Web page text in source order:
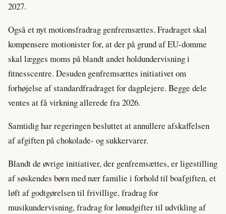
2027.
Også et nyt motionsfradrag genfremsættes. Fradraget skal
kompensere motionister for, at der på grund af EU-domme
skal lægges moms på blandt andet holdundervisning i
fitnesscentre. Desuden genfremsættes initiativet om
forhøjelse af standardfradraget for dagplejere. Begge dele
ventes at få virkning allerede fra 2026.
Samtidig har regeringen besluttet at annullere afskaffelsen
af afgiften på chokolade- og sukkervarer.
Blandt de øvrige initiativer, der genfremsættes, er ligestilling
af søskendes børn med nær familie i forhold til boafgiften, et
løft af godtgørelsen til frivillige, fradrag for
musikundervisning, fradrag for lønudgifter til udvikling af